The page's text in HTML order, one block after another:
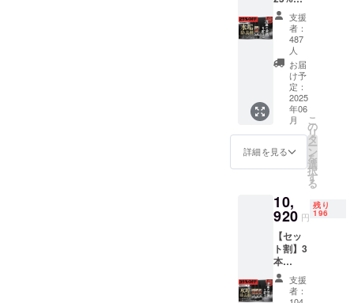
25
使って
徹底的
に「細
部に至
るま
で」汚
れの除
去を行
うので
す！ 仕
級カル
ナバ
含む天
然ワッ
クスで
丁寧に
仕上げ
ます。
通常洗
車とは
全く別
×3.5セ
ンチ）
・ブラ
シ 1本
※デザイ
ンや色
味が変
更にな
る場合
ござい
ンチ
×H21セ
ンチ）
・塗り
込み用
専用ク
ロス 2
枚
（22セ
ンチ×22
セン
チ） ・
クロ
ス 2
（35セ
ンチ×35
セン
チ） ・
専用ゴ
F（限定
500名
様） セ
ンス
アール
「水垢
除去剤
300ml
」×1 定
価5,600
円（税
込）
支援
者：
487
人
お届
け予
定：
2025
年06
月
詳細を見る
こ
の
リ
タ
ー
ン
を
選
択
す
る
10,
920 円
残り
196
【セッ
ト割】3
本
35%OF
F（限定
300セッ
支援
者：